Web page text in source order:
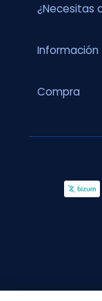
¿Necesitas
Información
Compra